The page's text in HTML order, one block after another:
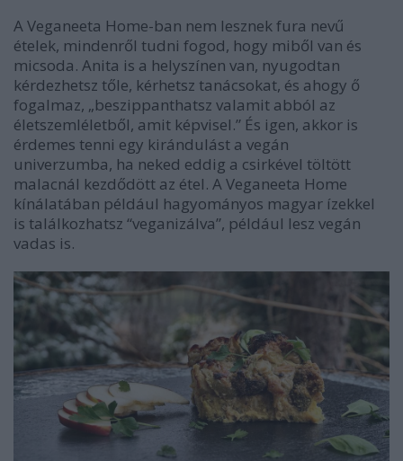
A Veganeeta Home-ban nem lesznek fura nevű
ételek, mindenről tudni fogod, hogy miből van és
micsoda. Anita is a helyszínen van, nyugodtan
kérdezhetsz tőle, kérhetsz tanácsokat, és ahogy ő
fogalmaz, „beszippanthatsz valamit abból az
életszemléletből, amit képvisel.” És igen, akkor is
érdemes tenni egy kirándulást a vegán
univerzumba, ha neked eddig a csirkével töltött
malacnál kezdődött az étel. A Veganeeta Home
kínálatában például hagyományos magyar ízekkel
is találkozhatsz “veganizálva”, például lesz vegán
vadas is.